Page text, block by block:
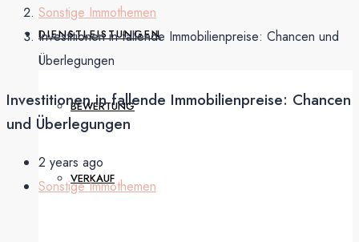
DIENSTLEISTUNGEN
BEWERTUNG
VERKAUF
Sonstige Immothemen
Investitionen in fallende Immobilienpreise: Chancen und
Überlegungen
Investitionen in fallende Immobilienpreise: Chancen
und Überlegungen
2 years ago
Sonstige Immothemen